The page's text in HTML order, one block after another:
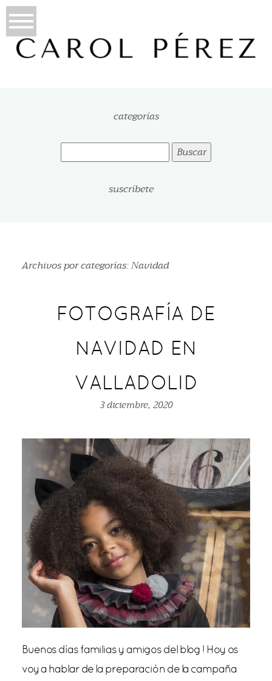
categorías
Buscar:
suscríbete
Archivos por categorías:Navidad
FOTOGRAFÍA DE
NAVIDAD EN
VALLADOLID
3 diciembre, 2020
Buenos días familias y amigos del blog ! Hoy os
voy a hablar de la preparación de la campaña